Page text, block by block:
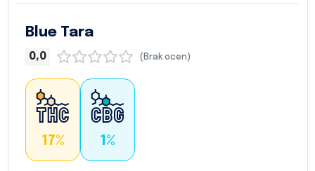
Blue Tara
0,0 (Brak ocen)
17% 1%